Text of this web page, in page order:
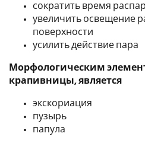
сократить время
увеличить освещение
поверхности
усилить действие пара
Морфологическим
крапивницы, является
экскориация
пузырь
папула